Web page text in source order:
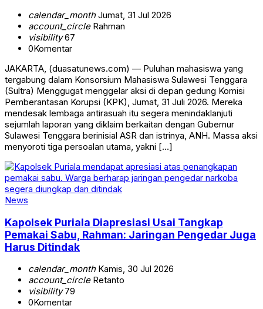
calendar_monthJumat, 31 Jul 2026
account_circleRahman
visibility67
0Komentar
JAKARTA, (duasatunews.com) — Puluhan mahasiswa yang
tergabung dalam Konsorsium Mahasiswa Sulawesi Tenggara
(Sultra) Menggugat menggelar aksi di depan gedung Komisi
Pemberantasan Korupsi (KPK), Jumat, 31 Juli 2026. Mereka
mendesak lembaga antirasuah itu segera menindaklanjuti
sejumlah laporan yang diklaim berkaitan dengan Gubernur
Sulawesi Tenggara berinisial ASR dan istrinya, ANH. Massa aksi
menyoroti tiga persoalan utama, yakni […]
News
Kapolsek Puriala Diapresiasi Usai Tangkap
Pemakai Sabu, Rahman: Jaringan Pengedar Juga
Harus Ditindak
calendar_monthKamis, 30 Jul 2026
account_circleRetanto
visibility79
0Komentar